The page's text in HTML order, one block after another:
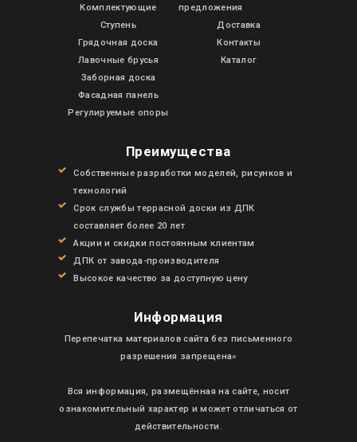
Комплектующие
Ступень
Грядочная доска
Лавочные брусья
Заборная доска
Фасадная панель
Регулируемые опоры
предложения
Доставка
Контакты
Каталог
Преимущества
Собственные разработки моделей, рисунков и
технологий
Срок службы террасной доски из ДПК
составляет более 20 лет
Акции и скидки постоянным клиентам
ДПК от завода-производителя
Высокое качество за доступную цену
Информация
Перепечатка материалов сайта без письменного
разрешения запрещена»
Вся информация, размещённая на сайте, носит
ознакомительный характер и может отличаться от
действительности.